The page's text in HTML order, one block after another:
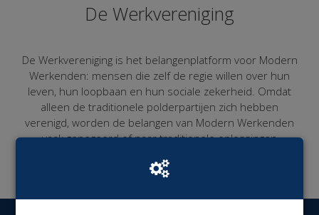
De Werkvereniging
De Werkvereniging is het belangenplatform voor Modern
Werkenden: mensen die zelf de regie willen over hun
leven, hun loopbaan en hun sociale zekerheid. Omdat
alleen de traditionele polderpartijen zich hebben
verenigd, worden de belangen van Modern Werkenden
vaak genegeerd of naar traditionele oplossingen
Dat heeft negatieve gevolgen voor Modern Werkenden,
LEES MEER